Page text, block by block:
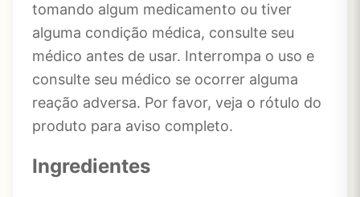
tomando algum medicamento ou tiver
alguma condição médica, consulte seu
médico antes de usar. Interrompa o uso e
consulte seu médico se ocorrer alguma
reação adversa. Por favor, veja o rótulo do
produto para aviso completo.
Ingredientes